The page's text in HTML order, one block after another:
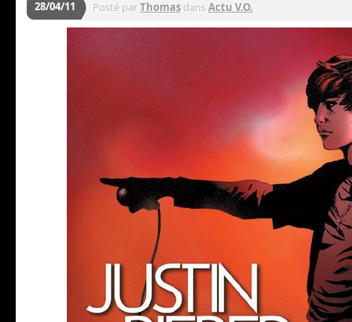
28/04/11 Posté parThomas dansActu V.O.